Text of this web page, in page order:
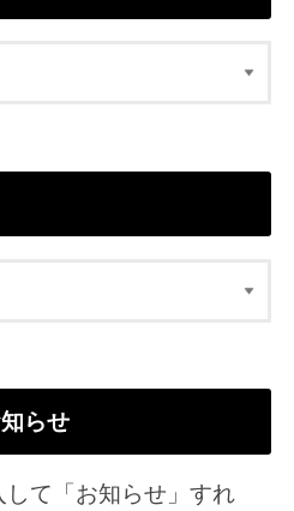
らせ
て「お知らせ」すれ